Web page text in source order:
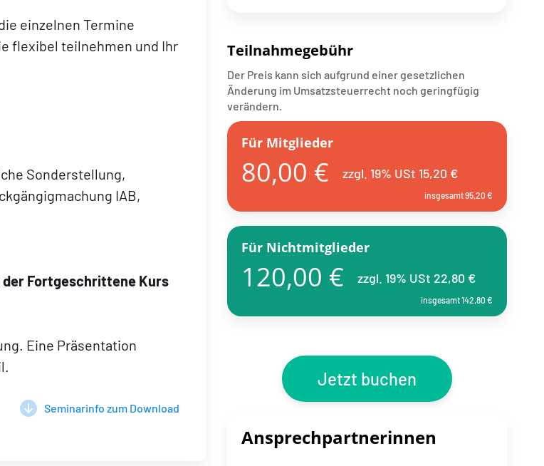
einzelnen Termine
flexibel teilnehmen und Ihr
Sonderstellung,
IAB,
Fortgeschrittene Kurs
Eine Präsentation
Seminarinfo zum Download
Teilnahmegebühr
Der Preis kann sich aufgrund einer gesetzlichen
Änderung im Umsatzsteuerrecht noch geringfügig
verändern.
Für Mitglieder
80,00 € zzgl. 19% USt 15,20 €
insgesamt 95,20 €
Für Nichtmitglieder
120,00 € zzgl. 19% USt 22,80 €
insgesamt 142,80 €
Jetzt buchen
Ansprechpartnerinnen